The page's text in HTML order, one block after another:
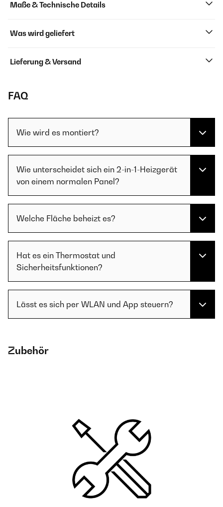
Maße & Technische Details
Was wird geliefert
Lieferung & Versand
FAQ
Wie wird es montiert?
Wie unterscheidet sich ein 2-in-1-Heizgerät
von einem normalen Panel?
Welche Fläche beheizt es?
Hat es ein Thermostat und
Sicherheitsfunktionen?
Lässt es sich per WLAN und App steuern?
Zubehör